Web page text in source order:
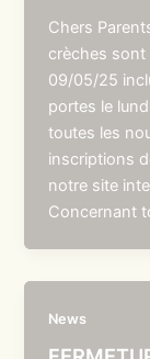
Chers
crèches sont
09/05/25
portes le
toutes les
inscriptions
notre site
Concernant
News